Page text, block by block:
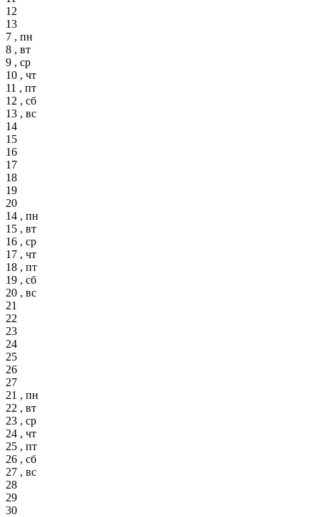
12
13
7 , пн
8 , вт
9 , ср
10 , чт
11 , пт
12 , сб
13 , вс
14
15
16
17
18
19
20
14 , пн
15 , вт
16 , ср
17 , чт
18 , пт
19 , сб
20 , вс
21
22
23
24
25
26
27
21 , пн
22 , вт
23 , ср
24 , чт
25 , пт
26 , сб
27 , вс
28
29
30